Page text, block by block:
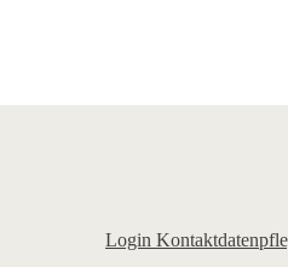
Login